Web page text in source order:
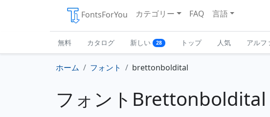
FontsForYou カテゴリー FAQ 言語
無料 カタログ 新しい 28 トップ 人気 アルフ
ホーム フォント brettonboldital
フォントBrettonboldital